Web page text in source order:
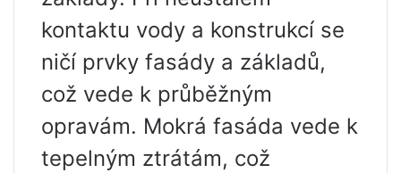
kontaktu vody a konstrukcí se
ničí prvky fasády a základů,
což vede k průběžným
opravám. Mokrá fasáda vede k
tepelným ztrátám, což